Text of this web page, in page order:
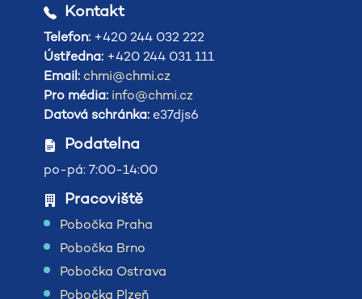
Kontakt
Telefon: +420 244 032 222
Ústředna: +420 244 031 111
Email: chmi@chmi.cz
Pro média: info@chmi.cz
Datová schránka: e37djs6
Podatelna
po-pá: 7:00-14:00
Pracoviště
Pobočka Praha
Pobočka Brno
Pobočka Ostrava
Pobočka Plzeň